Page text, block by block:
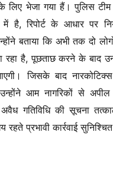
के लिए भेजा गया हैं। पुलिस
में है, रिपोर्ट के आधार पर
बताया कि अभी तक दो
है, पूछताछ करने के बाद
जिसके बाद
उन्होंने आम नागरिकों से
गतिविधि की सूचना
प्रभावी कार्रवाई